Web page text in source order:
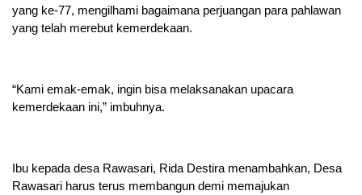
yang ke-77, mengilhami bagaimana perjuangan para pahlawan
yang telah merebut kemerdekaan.
“Kami emak-emak, ingin bisa melaksanakan upacara
kemerdekaan ini,” imbuhnya.
Ibu kepada desa Rawasari, Rida Destira menambahkan, Desa
Rawasari harus terus membangun demi memajukan